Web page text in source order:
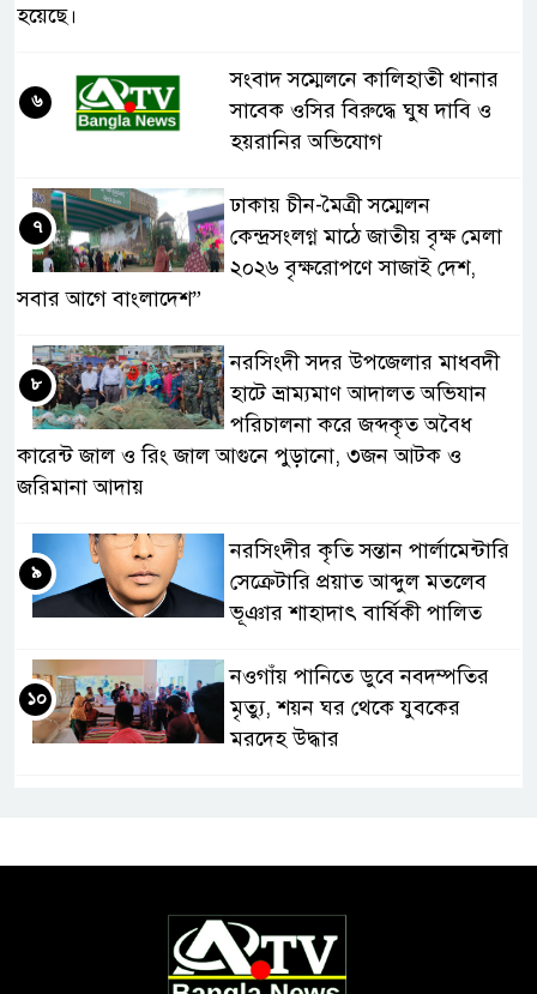
হয়েছে।
সংবাদ সম্মেলনে কালিহাতী থানার
সাবেক ওসির বিরুদ্ধে ঘুষ দাবি ও
হয়রানির অভিযোগ
৬
ঢাকায় চীন-মৈত্রী সম্মেলন
কেন্দ্রসংলগ্ন মাঠে জাতীয় বৃক্ষ মেলা
২০২৬ বৃক্ষরোপণে সাজাই দেশ,
সবার আগে বাংলাদেশ”
৭
নরসিংদী সদর উপজেলার মাধবদী
হাটে ভ্রাম্যমাণ আদালত অভিযান
পরিচালনা করে জব্দকৃত অবৈধ
কারেন্ট জাল ও রিং জাল আগুনে পুড়ানো, ৩জন আটক ও
জরিমানা আদায়
৮
নরসিংদীর কৃতি সন্তান পার্লামেন্টারি
সেক্রেটারি প্রয়াত আব্দুল মতলেব
ভূঞার শাহাদাৎ বার্ষিকী পালিত
৯
নওগাঁয় পানিতে ডুবে নবদম্পতির
মৃত্যু, শয়ন ঘর থেকে যুবকের
মরদেহ উদ্ধার
১০